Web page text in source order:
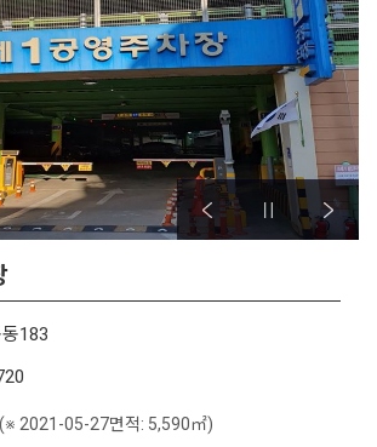
183
2021-05-27면적: 5,590㎡)